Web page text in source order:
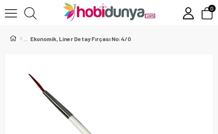
0
Ekonomik, Liner Detay Fırçası No:4/0